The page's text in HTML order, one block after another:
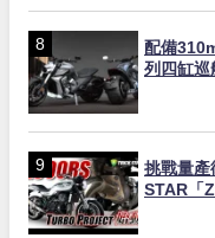
配備
列四缸巡
挑戰量產
STAR「